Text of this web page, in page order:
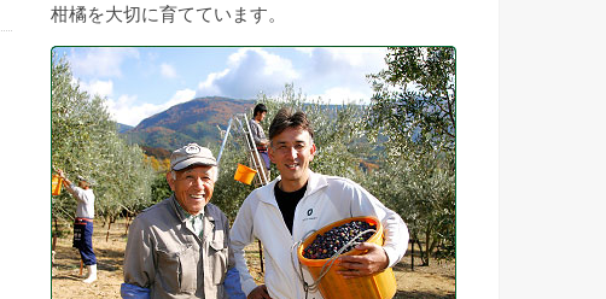
柑橘を大切に育てています。